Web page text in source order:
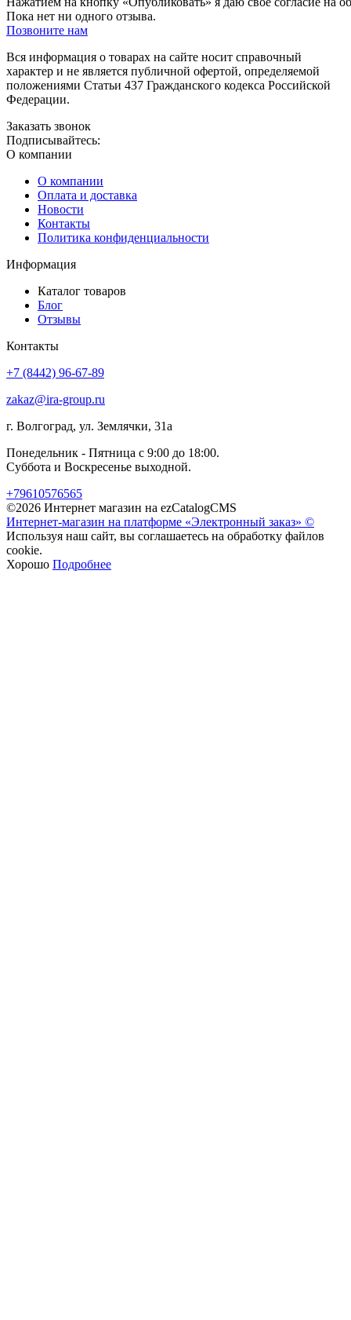
Пока нет ни одного отзыва.
Позвоните нам
Вся информация о товарах на сайте носит справочный
характер и не является публичной офертой, определяемой
положениями Статьи 437 Гражданского кодекса Российской
Федерации.
Заказать звонок
Подписывайтесь:
О компании
О компании
Оплата и доставка
Новости
Контакты
Политика конфиденциальности
Информация
Каталог товаров
Блог
Отзывы
Контакты
+7 (8442) 96-67-89
zakaz@ira-group.ru
г. Волгоград, ул. Землячки, 31а
Понедельник - Пятница с 9:00 до 18:00.
Суббота и Воскресенье выходной.
+79610576565
©2026 Интернет магазин на ezCatalogCMS
Интернет-магазин на платформе «Электронный заказ» ©
Используя наш сайт, вы соглашаетесь на обработку файлов
cookie.
Хорошо Подробнее